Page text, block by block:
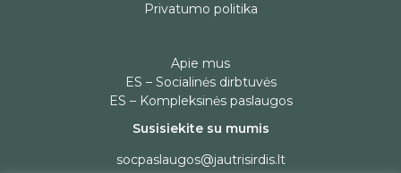
Privatumo politika
Apie mus
ES – Socialinės dirbtuvės
ES – Kompleksinės paslaugos
Susisiekite su mumis
socpaslaugos@jautrisirdis.lt